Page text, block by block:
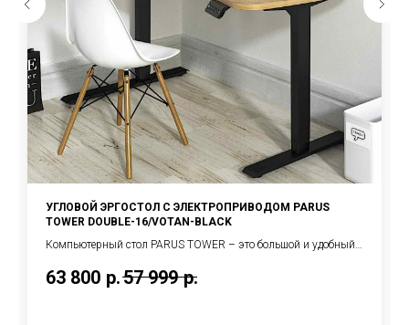
УГЛОВОЙ ЭРГОСТОЛ С ЭЛЕКТРОПРИВОДОМ PARUS
TOWER DOUBLE-16/VOTAN-BLACK
Компьютерный стол PARUS TOWER – это большой и удобный
премиального класса для работы сидя или стоя.
63 800 р.57 999 р.